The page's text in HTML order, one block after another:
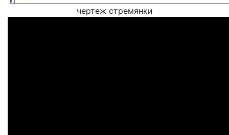
чертеж стремянки